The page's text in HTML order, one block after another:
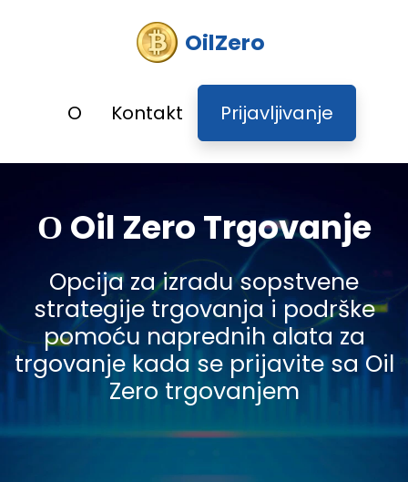
OilZero
O Kontakt Prijavljivanje
О Oil Zero Trgovanje
Opcija za izradu sopstvene
strategije trgovanja i podrške
pomoću naprednih alata za
trgovanje kada se prijavite sa Oil
Zero trgovanjem